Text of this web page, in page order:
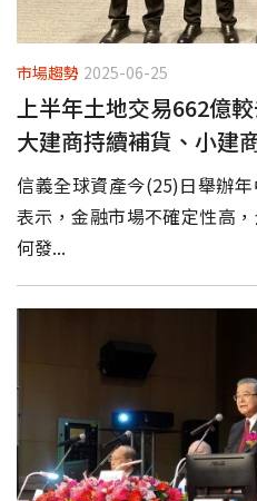
市場趨勢 2025-06-25
上半年土地交易662億
大建商持續補貨、小建
信義全球資產今(25)日舉辦
表示，金融市場不確定性高
何發...